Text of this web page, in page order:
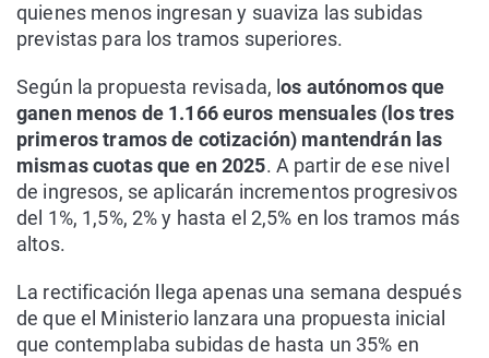
quienes menos ingresan y suaviza las subidas
previstas para los tramos superiores.
Según la propuesta revisada, los autónomos que
ganen menos de 1.166 euros mensuales (los tres
primeros tramos de cotización) mantendrán las
mismas cuotas que en 2025. A partir de ese nivel
de ingresos, se aplicarán incrementos progresivos
del 1%, 1,5%, 2% y hasta el 2,5% en los tramos más
altos.
La rectificación llega apenas una semana después
de que el Ministerio lanzara una propuesta inicial
que contemplaba subidas de hasta un 35% en